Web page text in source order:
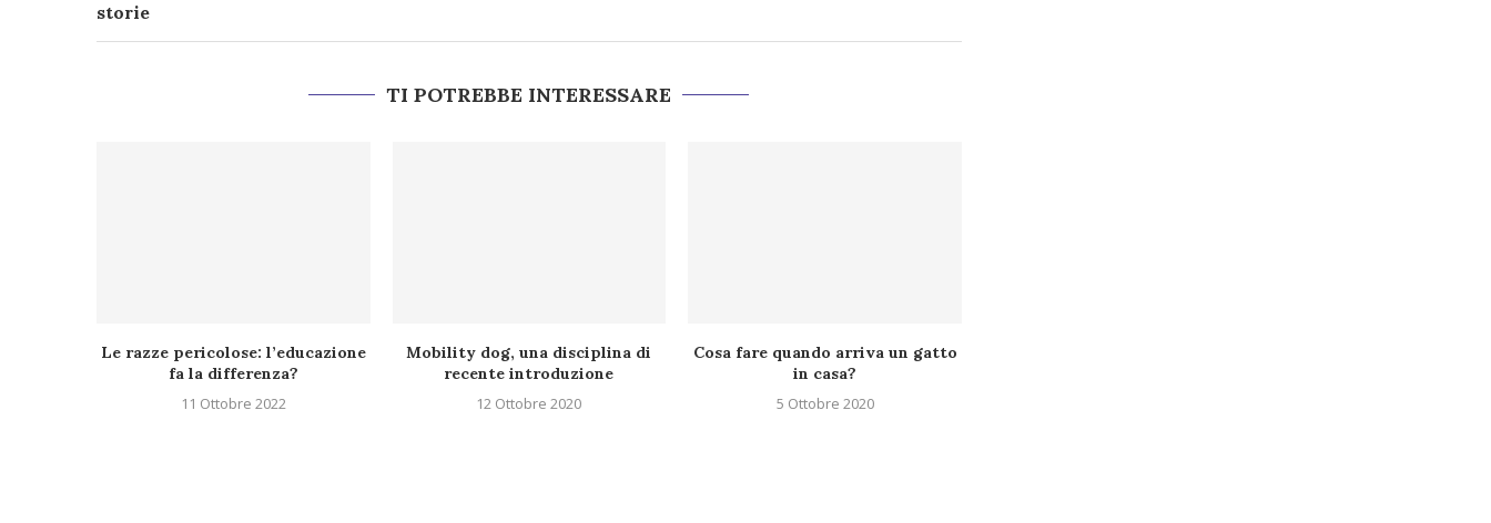
storie
TI POTREBBE INTERESSARE
Le razze pericolose: l’educazione
fa la differenza?
11 Ottobre 2022
Mobility dog, una disciplina di
recente introduzione
12 Ottobre 2020
Cosa fare quando arriva un gatto
in casa?
5 Ottobre 2020